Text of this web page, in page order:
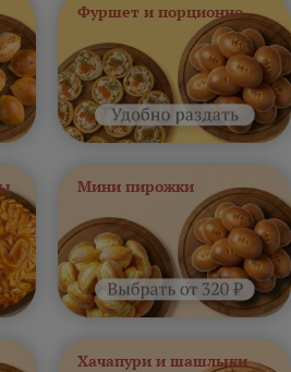
Фуршет и порционно
Мини пирожки
Хачапури и шашлыки